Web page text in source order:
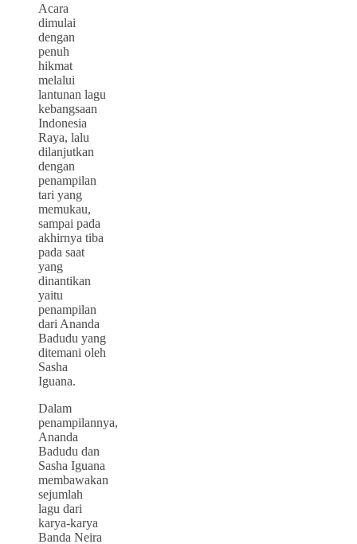
Acara
dimulai
dengan
penuh
hikmat
melalui
lantunan lagu
kebangsaan
Indonesia
Raya, lalu
dilanjutkan
dengan
penampilan
tari yang
memukau,
sampai pada
akhirnya tiba
pada saat
yang
dinantikan
yaitu
penampilan
dari Ananda
Badudu yang
ditemani oleh
Sasha
Iguana.
Dalam
penampilannya,
Ananda
Badudu dan
Sasha Iguana
membawakan
sejumlah
lagu dari
karya-karya
Banda Neira